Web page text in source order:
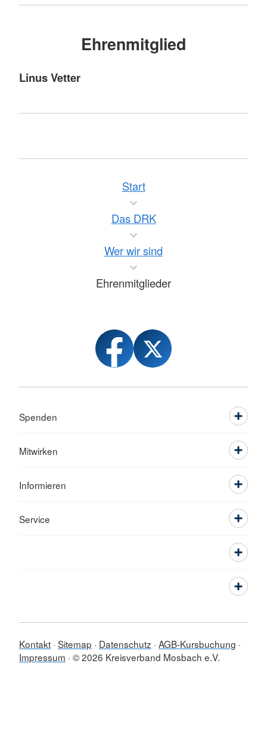
Ehrenmitglied
Linus Vetter
Start
Das DRK
Wer wir sind
Ehrenmitglieder
Spenden
Mitwirken
Informieren
Service
Kontakt Sitemap Datenschutz AGB-Kursbuchung
Impressum © 2026 Kreisverband Mosbach e.V.